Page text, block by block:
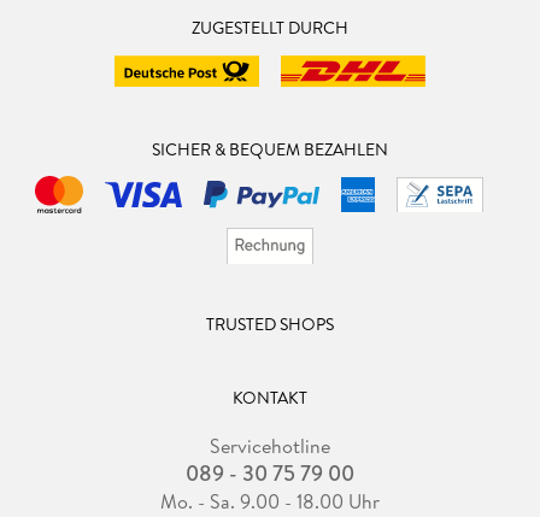
ZUGESTELLT DURCH
SICHER & BEQUEM BEZAHLEN
TRUSTED SHOPS
KONTAKT
Servicehotline
089 - 30 75 79 00
Mo. - Sa. 9.00 - 18.00 Uhr